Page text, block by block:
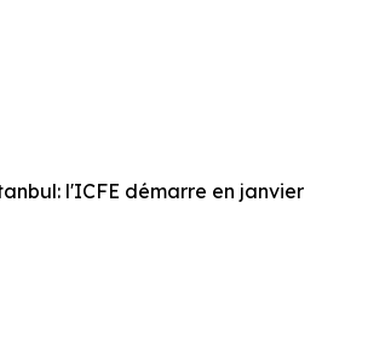
l'ICFE démarre en janvier